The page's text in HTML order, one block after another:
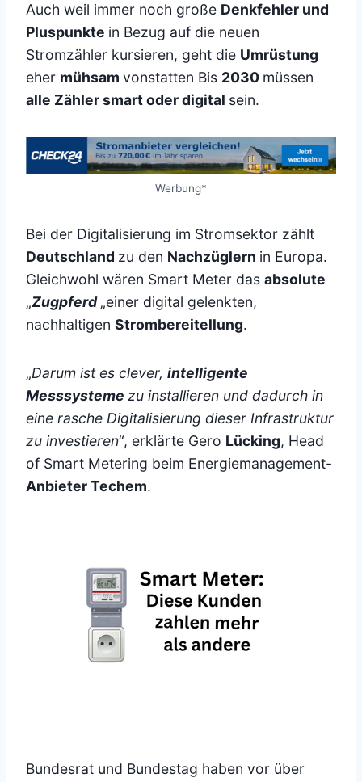
Auch weil immer noch große Denkfehler und
Pluspunkte in Bezug auf die neuen
Stromzähler kursieren, geht die Umrüstung
eher mühsam vonstatten Bis 2030 müssen
alle Zähler smart oder digital sein.
Werbung*
Bei der Digitalisierung im Stromsektor zählt
Deutschland zu den Nachzüglern in Europa.
Gleichwohl wären Smart Meter das absolute
„Zugpferd „einer digital gelenkten,
nachhaltigen Strombereitellung.
„Darum ist es clever, intelligente
Messsysteme zu installieren und dadurch in
eine rasche Digitalisierung dieser Infrastruktur
zu investieren“, erklärte Gero Lücking, Head
of Smart Metering beim Energiemanagement-
Anbieter Techem.
Bundesrat und Bundestag haben vor über